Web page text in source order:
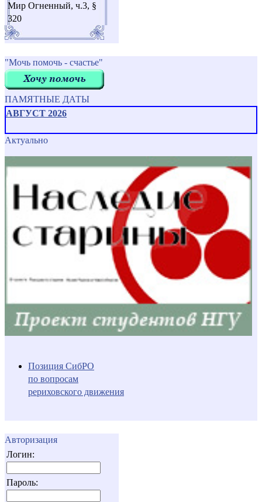
Мир Огненный, ч.3, §
320
"Мочь помочь - счастье"
ПАМЯТНЫЕ ДАТЫ
АВГУСТ 2026
Актуально
Позиция СибРО
по вопросам
рериховского движения
Авторизация
Логин:
Пароль: